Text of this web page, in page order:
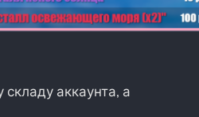
аккаунта, а